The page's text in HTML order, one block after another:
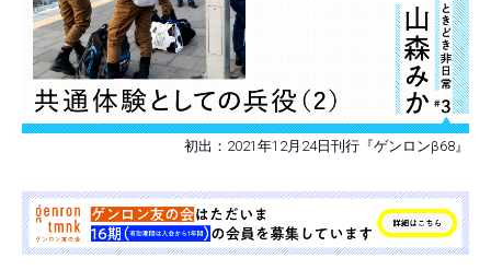
初出：2021年12月24日刊行『ゲンロンβ68』